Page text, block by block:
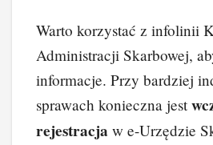
Warto korzystać z infolinii
Administracji Skarbowej,
informacje. Przy bardziej
sprawach konieczna jest
rejestracja w e-Urzędzie